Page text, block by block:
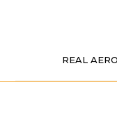
REAL